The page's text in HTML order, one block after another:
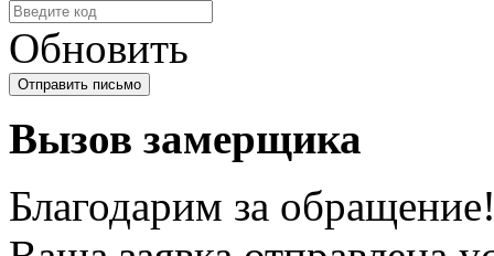
Обновить
Вызов замерщика
Благодарим за